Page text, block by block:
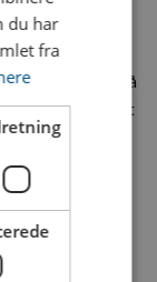
i
6 røde
dine slanger på
bliver her nemt
opbygning
typer, væsker
og pålidelig
en bred vifte
du har
fra